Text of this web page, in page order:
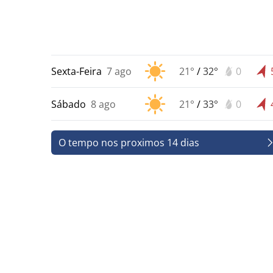
Sexta-Feira 7 ago 21° /32° 0
Sábado 8 ago 21° /33° 0
O tempo nos proximos 14 dias